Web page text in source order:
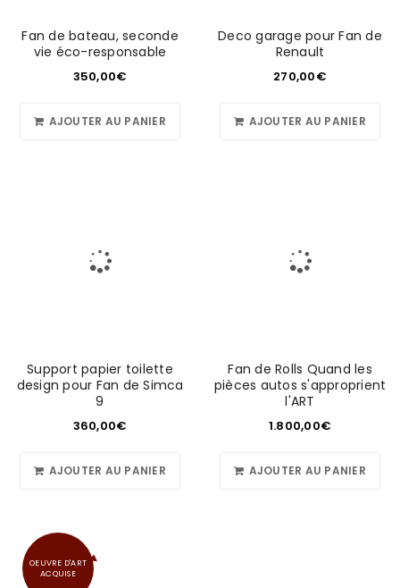
Fan de bateau, seconde
vie éco-responsable
350,00€
AJOUTER AU PANIER
Deco garage pour Fan de
Renault
270,00€
AJOUTER AU PANIER
Support papier toilette
design pour Fan de Simca
9
360,00€
AJOUTER AU PANIER
Fan de Rolls Quand les
pièces autos s'approprient
l'ART
1.800,00€
AJOUTER AU PANIER
OEUVRE D'ART
ACQUISE